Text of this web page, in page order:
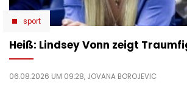
sport
Heiß: Lindsey Vonn zeigt
06.08.2026 UM 09:28, JOVANA BOROJEVIC